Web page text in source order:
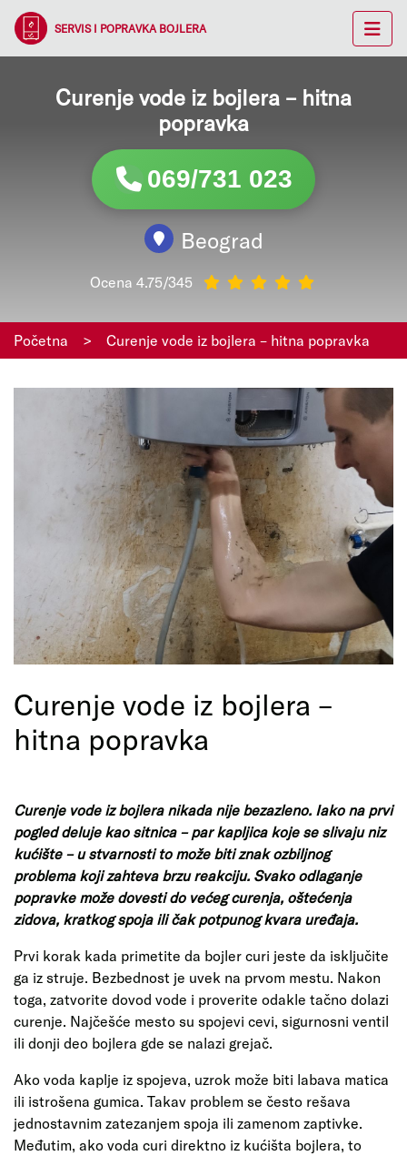
SERVIS I POPRAVKA BOJLERA
Curenje vode iz bojlera – hitna
popravka
069/731 023
Beograd
Ocena 4.75/345
Početna > Curenje vode iz bojlera – hitna popravka
Curenje vode iz bojlera –
hitna popravka
Curenje vode iz bojlera nikada nije bezazleno. Iako na prvi
pogled deluje kao sitnica – par kapljica koje se slivaju niz
kućište – u stvarnosti to može biti znak ozbiljnog
problema koji zahteva brzu reakciju. Svako odlaganje
popravke može dovesti do većeg curenja, oštećenja
zidova, kratkog spoja ili čak potpunog kvara uređaja.
Prvi korak kada primetite da bojler curi jeste da isključite
ga iz struje. Bezbednost je uvek na prvom mestu. Nakon
toga, zatvorite dovod vode i proverite odakle tačno dolazi
curenje. Najčešće mesto su spojevi cevi, sigurnosni ventil
ili donji deo bojlera gde se nalazi grejač.
Ako voda kaplje iz spojeva, uzrok može biti labava matica
ili istrošena gumica. Takav problem se često rešava
jednostavnim zatezanjem spoja ili zamenom zaptivke.
Međutim, ako voda curi direktno iz kućišta bojlera, to